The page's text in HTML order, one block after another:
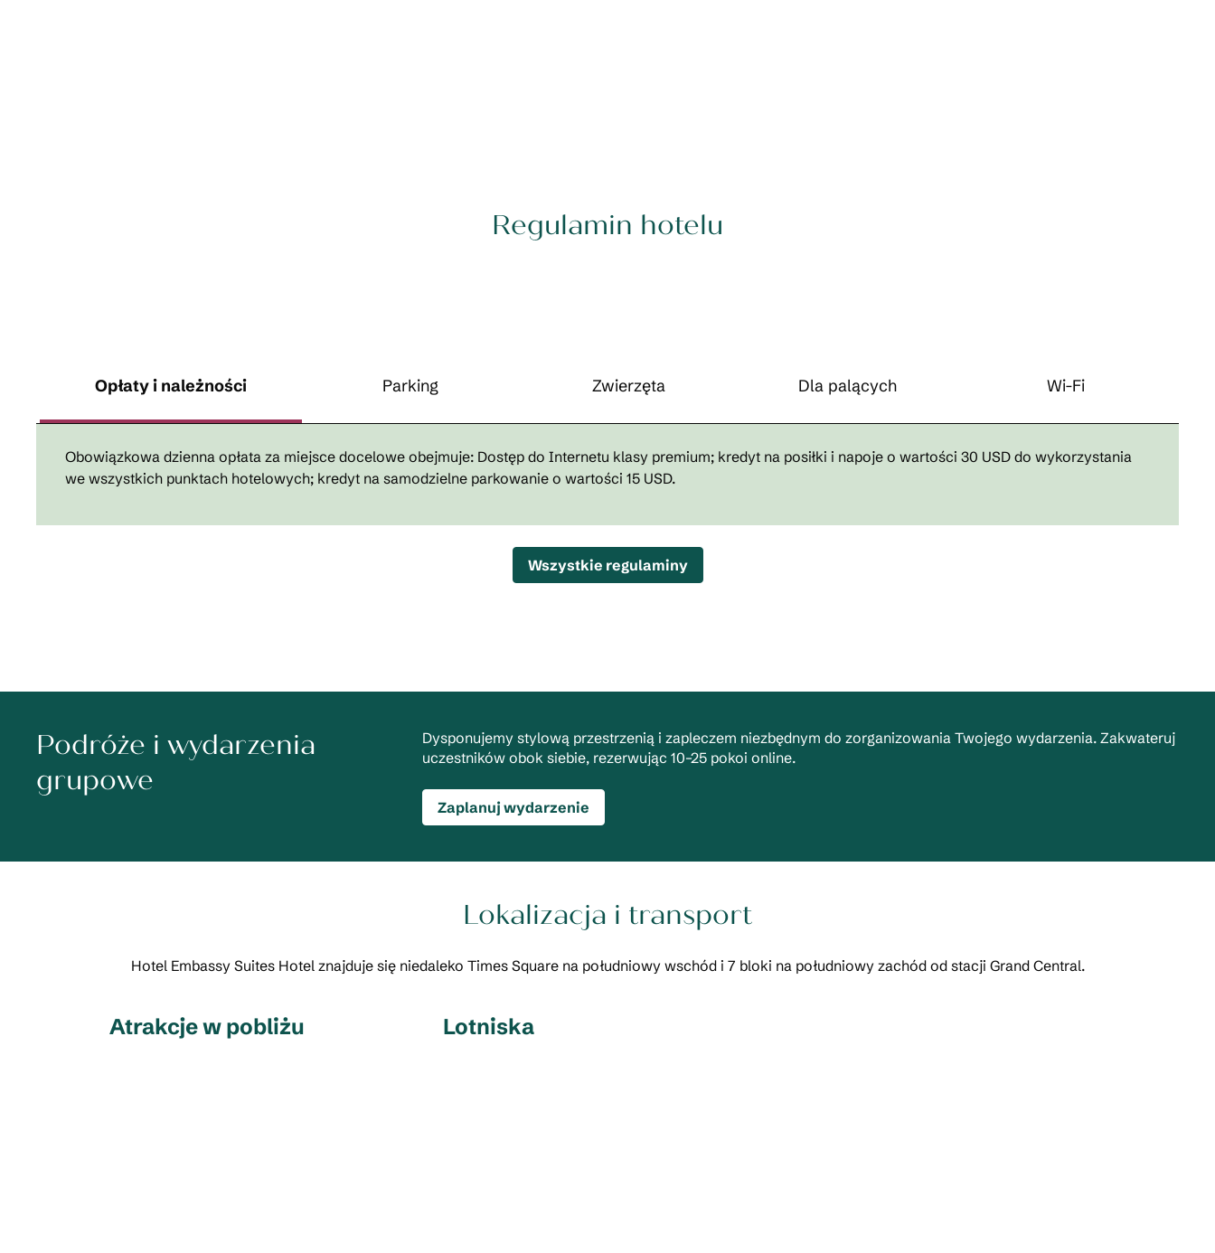
Regulamin hotelu
Opłaty i należności Parking Zwierzęta Dla palących Wi-Fi
Obowiązkowa dzienna opłata za miejsce docelowe obejmuje: Dostęp do Internetu klasy premium; kredyt na posiłki i napoje o wartości 30 USD do wykorzystania
we wszystkich punktach hotelowych; kredyt na samodzielne parkowanie o wartości 15 USD.
Wszystkie regulaminy
Podróże i wydarzenia
grupowe
Dysponujemy stylową przestrzenią i zapleczem niezbędnym do zorganizowania Twojego wydarzenia. Zakwateruj
uczestników obok siebie, rezerwując 10–25 pokoi online.
Zaplanuj wydarzenie
Lokalizacja i transport
Hotel Embassy Suites Hotel znajduje się niedaleko Times Square na południowy wschód i 7 bloki na południowy zachód od stacji Grand Central.
Atrakcje w pobliżu Lotniska